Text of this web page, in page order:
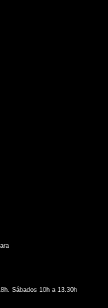
Sábados 10h a 13.30h